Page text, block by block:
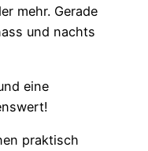
mehr. Gerade
und nachts
eine
praktisch